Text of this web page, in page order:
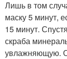
Лишь в том
маску 5 минут,
15 минут.
скраба
увлажняющую.